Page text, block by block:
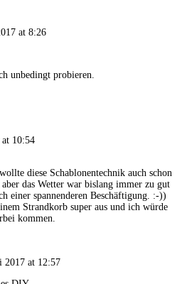
at 8:26
unbedingt probieren.
10:54
diese Schablonentechnik auch schon
das Wetter war bislang immer zu gut
einer spannenderen Beschäftigung. :-))
Strandkorb super aus und ich würde
kommen.
2017 at 12:57